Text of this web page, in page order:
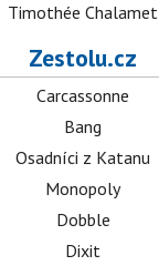
Timothée Chalamet
Zestolu.cz
Carcassonne
Bang
Osadníci z Katanu
Monopoly
Dobble
Dixit